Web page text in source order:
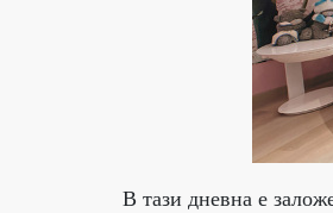
В тази дневна е